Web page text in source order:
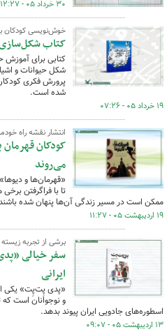
۳۰ خرداد ۰۵ - ۱۲:۲۷
خوش‌نویسی کودکان
کتاب
کتابی برای آموزش
شکل حیوانات و
پرورش فکری
شده است.
۱۹ خرداد ۰۵ - ۰۷:۲۶
انتشار نقشه راه
کودکان
می‌روند
«قهرمان‌ها و
تا با فراگرفتن
ممکن است در مسیر زندگی آن‌ها پنهان شده
۱۹ اردیبهشت ۰۵ - ۱۱:۲۷
برشی از تجربه
سفر خیالی
ایرانی
«پدی پِت‌پِت» یکی
و نوجوانان است که
اسطوره‌های جادویی ایران پیوند بدهد.
۱۳ اردیبهشت ۰۵ - ۰۹:۰۷